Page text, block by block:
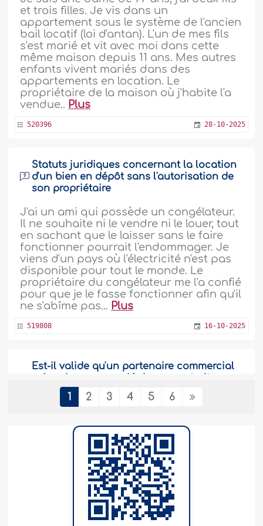
et trois filles. Je vis dans un
appartement sous le système de l'ancien
bail locatif (loi d'antan). L'un de mes fils
s'est marié et vit avec moi dans cette
même maison depuis 11 ans. Mes autres
enfants vivent mariés dans des
appartements en location. Le
propriétaire de la maison où j'habite l'a
vendue.. Plus
520396 28-10-2025
Statuts juridiques concernant la location
d'un bien en dépôt sans l'autorisation de
son propriétaire
J'ai un ami qui possède un congélateur.
Il ne souhaite ni le vendre ni le louer, tout
en sachant que le laisser sans le faire
fonctionner pourrait l'endommager. Je
viens d'un pays où l'électricité n'est pas
disponible pour tout le monde. Le
propriétaire du congélateur me l'a confié
pour que je le fasse fonctionner afin qu'il
ne s'abîme pas... Plus
519808 16-10-2025
Est-il valide qu'un partenaire commercial
avec ses clients si leur partenariat est
dissous ?
Est-il permis à un commerçant, qui a une
clientèle établie, d'exiger d'un nouveau
partenaire potentiel de ne pas traiter
avec ces clients si leur partenariat prend
fin ? La raison étant qu'il a mis des
années à construire cette clientèle et
qu'il subirait un préjudice si un simple
partenaire d'une année ou d'une saison
pouvait en profiter...Plus
1 2 3 4 5 6